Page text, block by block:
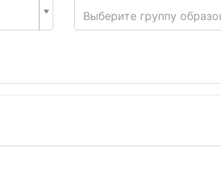
Выберите группу